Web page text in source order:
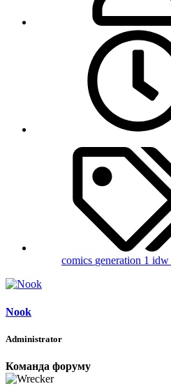
comics generation 1 idw
Nook
Administrator
Команда форуму